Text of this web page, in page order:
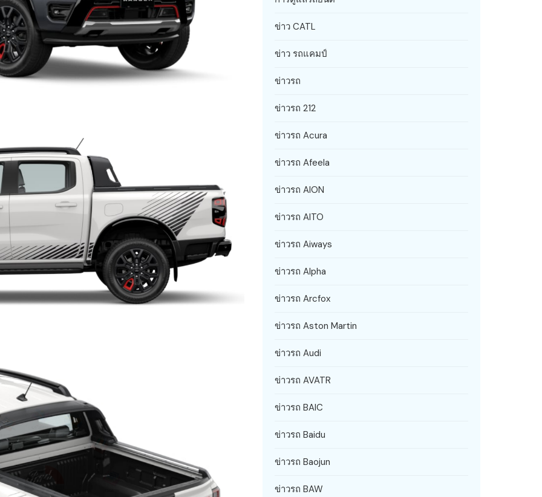
ข่าว CATL
ข่าว รถแคมป์
ข่าวรถ
ข่าวรถ 212
ข่าวรถ Acura
ข่าวรถ Afeela
ข่าวรถ AION
ข่าวรถ AITO
ข่าวรถ Aiways
ข่าวรถ Alpha
ข่าวรถ Arcfox
ข่าวรถ Aston Martin
ข่าวรถ Audi
ข่าวรถ AVATR
ข่าวรถ BAIC
ข่าวรถ Baidu
ข่าวรถ Baojun
ข่าวรถ BAW